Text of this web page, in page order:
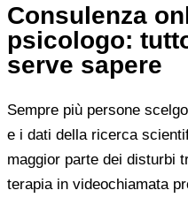
Consulenza
psicologo:
serve sapere
Sempre più persone
e i dati della ricerca
maggior parte dei disturbi
terapia in videochiamata